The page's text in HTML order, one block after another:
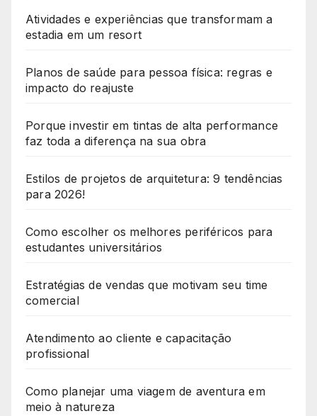
Atividades e experiências que transformam a
estadia em um resort
Planos de saúde para pessoa física: regras e
impacto do reajuste
Porque investir em tintas de alta performance
faz toda a diferença na sua obra
Estilos de projetos de arquitetura: 9 tendências
para 2026!
Como escolher os melhores periféricos para
estudantes universitários
Estratégias de vendas que motivam seu time
comercial
Atendimento ao cliente e capacitação
profissional
Como planejar uma viagem de aventura em
meio à natureza